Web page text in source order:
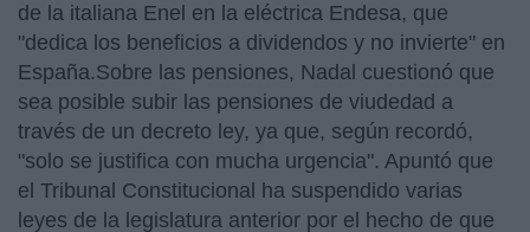
de la italiana Enel en la eléctrica Endesa, que
"dedica los beneficios a dividendos y no invierte" en
España.Sobre las pensiones, Nadal cuestionó que
sea posible subir las pensiones de viudedad a
través de un decreto ley, ya que, según recordó,
"solo se justifica con mucha urgencia". Apuntó que
el Tribunal Constitucional ha suspendido varias
leyes de la legislatura anterior por el hecho de que